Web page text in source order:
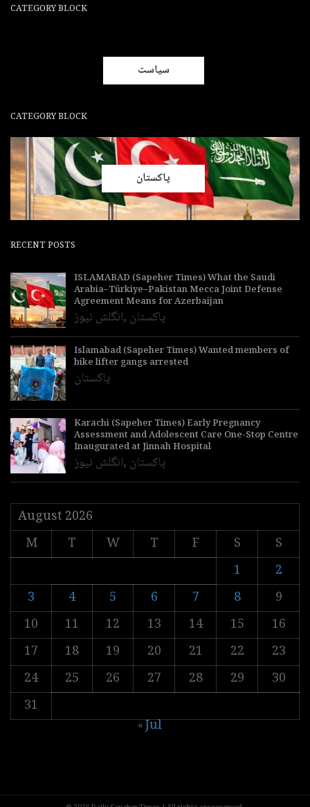
CATEGORY BLOCK
سیاست
CATEGORY BLOCK
پاکستان
RECENT POSTS
ISLAMABAD (Sapeher Times) What the Saudi
Arabia–Türkiye–Pakistan Mecca Joint Defense
Agreement Means for Azerbaijan
انگلش نیوز, پاکستان
Islamabad (Sapeher Times) Wanted members of
bike lifter gangs arrested
پاکستان
Karachi (Sapeher Times) Early Pregnancy
Assessment and Adolescent Care One-Stop Centre
Inaugurated at Jinnah Hospital
انگلش نیوز, پاکستان
August 2026
M
T W T F S
S
1
2
3
4 5 6 7 8
9
10
11 12 13 14 15
16
17
18 19 20 21 22
23
24
25 26 27 28 29
30
31
« Jul